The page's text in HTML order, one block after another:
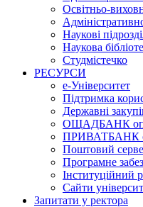
Освітньо-
Наукові
Наукова
Студмістечко
РЕСУРСИ
е-Університет
Підтримка
Державні
ОЩАДБАНК
ПРИВАТБАНК
Поштовий
Програмне
Інституційний
Сайти
Запитати у ректора